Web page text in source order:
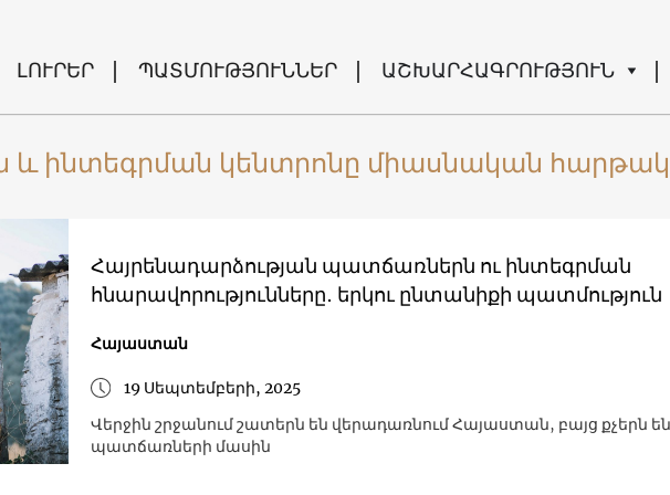
ԼՈՒՐԵՐ ՊԱՏՄՈՒԹՅՈՒՆՆԵՐ ԱՇԽԱՐՀԱԳՐՈՒԹՅՈՒՆ
և ինտեգրման կենտրոնը միասնական հարթակ
Հայրենադարձության պատճառներն ու ինտեգրման
հնարավորությունները․ երկու ընտանիքի պատմություն
Հայաստան
19 Սեպտեմբերի, 2025
Վերջին շրջանում շատերն են վերադառնում Հայաստան, բայց քչերն
պատճառների մասին